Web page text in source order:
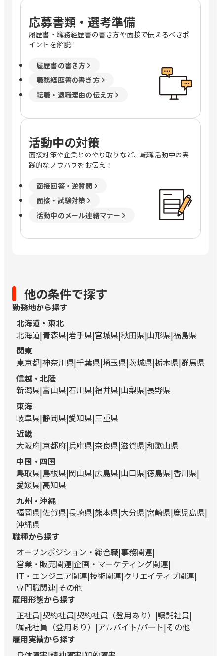
応募書類・選考準備
履歴書・職務経歴書の書き方や面接で伝えるべきポ
イントを解説！
履歴書の書き方
職務経歴書の書き方
転職・退職理由の伝え方
活動中の対策
面接対策や企業とのやり取りなど、転職活動中の実
践的なノウハウをお伝え！
面接回答・逆質問
面接・試験対策
活動中のメール連絡マナー
他の条件で探す
勤務地から探す
北海道・東北
北海道 青森県 岩手県 宮城県 秋田県 山形県 福島県
関東
東京都 神奈川県 千葉県 埼玉県 茨城県 栃木県 群馬県
信越・北陸
新潟県 富山県 石川県 福井県 山梨県 長野県
東海
岐阜県 静岡県 愛知県 三重県
近畿
大阪府 京都府 兵庫県 奈良県 滋賀県 和歌山県
中国・四国
鳥取県 島根県 岡山県 広島県 山口県 徳島県 香川県
愛媛県 高知県
九州・沖縄
福岡県 佐賀県 長崎県 熊本県 大分県 宮崎県 鹿児島県
沖縄県
職種から探す
オープンポジション・総合職 事務関連
営業・販売関連 企画・マーケティング関連
IT・エンジニア関連 技術関連 クリエイティブ関連
専門職関連 その他
雇用形態から探す
正社員 契約社員 契約社員（登用あり）
嘱託社員
嘱託社員（登用あり）
アルバイト/パート その他
雇用実績から探す